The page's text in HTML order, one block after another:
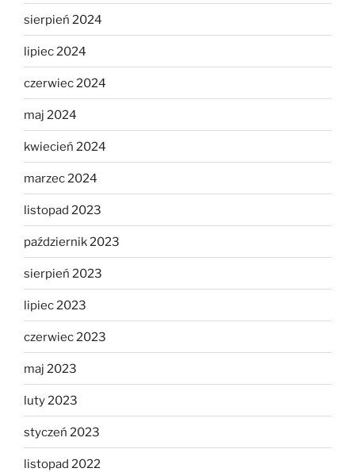
sierpień 2024
lipiec 2024
czerwiec 2024
maj 2024
kwiecień 2024
marzec 2024
listopad 2023
październik 2023
sierpień 2023
lipiec 2023
czerwiec 2023
maj 2023
luty 2023
styczeń 2023
listopad 2022